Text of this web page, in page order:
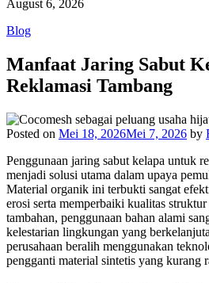
August 6, 2026
Blog
Manfaat Jaring Sabut
Reklamasi Tambang
Posted on Mei 18, 2026Mei 7, 2026 by
Penggunaan jaring sabut kelapa untuk
menjadi solusi utama dalam upaya
Material organik ini terbukti sangat
erosi serta memperbaiki kualitas
tambahan, penggunaan bahan alami
kelestarian lingkungan yang
perusahaan beralih menggunakan
pengganti material sintetis yang kurang